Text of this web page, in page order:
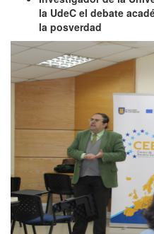
la UdeC el debate
la posverdad